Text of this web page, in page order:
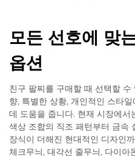
모든 선호에 맞
옵션
친구 팔찌를 구매할 때 선택할
향, 특별한 상황, 개인적인 스타
데 도움을 줍니다. 현재 시장에
색상 조합의 직조 패턴부터 금속
장식이 더해진 현대적인 디자인
체크무늬, 대각선 줄무늬, 다이아